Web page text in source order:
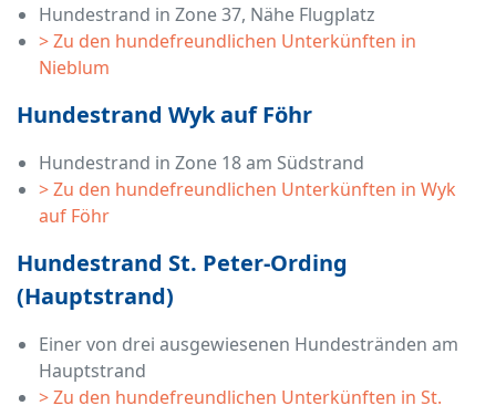
Hundestrand in Zone 37, Nähe Flugplatz
> Zu den hundefreundlichen Unterkünften in
Nieblum
Hundestrand Wyk auf Föhr
Hundestrand in Zone 18 am Südstrand
> Zu den hundefreundlichen Unterkünften in Wyk
auf Föhr
Hundestrand St. Peter-Ording
(Hauptstrand)
Einer von drei ausgewiesenen Hundestränden am
Hauptstrand
> Zu den hundefreundlichen Unterkünften in St.